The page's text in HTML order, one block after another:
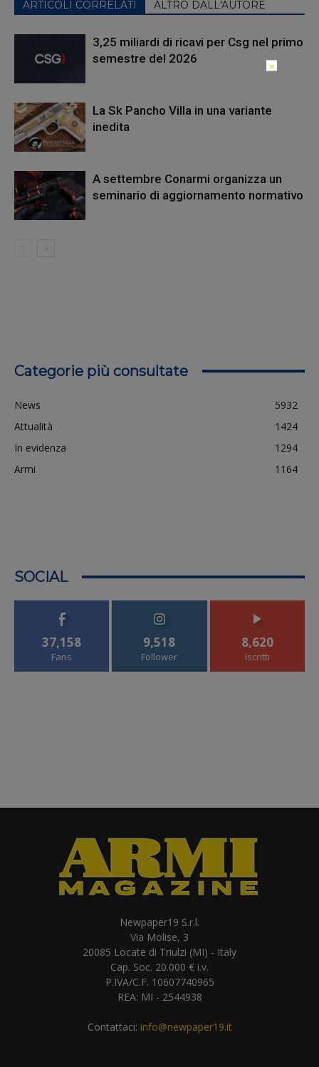
ARTICOLI CORRELATI ALTRO DALL'AUTORE
3,25 miliardi di ricavi per Csg nel primo
semestre del 2026
La Sk Pancho Villa in una variante
inedita
A settembre Conarmi organizza un
seminario di aggiornamento normativo
Categorie più consultate
News
5932
Attualità
1424
In evidenza
1294
Armi
1164
SOCIAL
37,158
Fans
9,518
Follower
8,620
Iscritti
Newpaper19 S.r.l.
Via Molise, 3
20085 Locate di Triulzi (MI) - Italy
Cap. Soc. 20.000 € i.v.
P.IVA/C.F. 10607740965
REA: MI - 2544938
Contattaci: info@newpaper19.it
×